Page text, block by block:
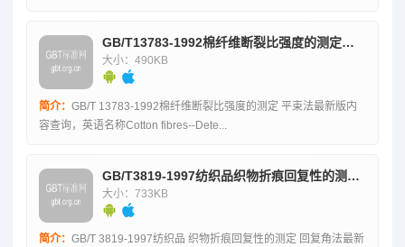
GB/T13783-1992棉纤维断裂比强度的测定平束法
大小：490KB
简介： GB/T 13783-1992棉纤维断裂比强度的测定 平束法最新版内
容查询，英语名称Cotton fibres--Dete...
GB/T3819-1997纺织品织物折痕回复性的测定回复角法
大小：733KB
简介： GB/T 3819-1997纺织品 织物折痕回复性的测定 回复角法最新